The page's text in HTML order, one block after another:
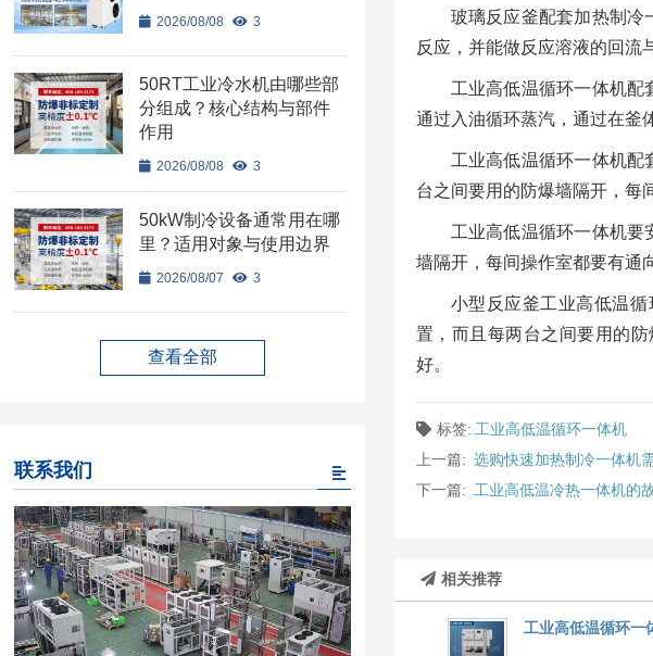
玻璃反应釜配套加热制冷
反应，并能做反应溶液的回流
工业高低温循环一体机配
通过入油循环蒸汽，通过在釜
工业高低温循环一体机
台之间要用的防爆墙隔开，每
工业高低温循环一体机
墙隔开，每间操作室都要有通
小型反应釜工业高低温
置，而且每两台之间要用的
好。
标签: 工业高低温循环一体机
上一篇: 选购快速加热制冷一体机
下一篇: 工业高低温冷热一体机的
相关推荐
工业高低温循环一
2026/08/08 3
50RT工业冷水机由哪些部
分组成？核心结构与部件
作用
2026/08/08 3
50kW制冷设备通常用在哪
里？适用对象与使用边界
2026/08/07 3
查看全部
联系我们